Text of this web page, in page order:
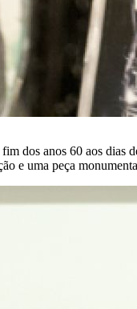
dos anos 60 aos dias
e uma peça